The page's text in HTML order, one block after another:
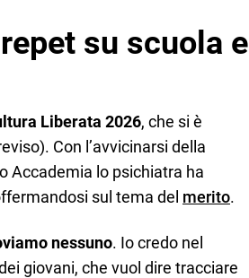
su scuola e
Liberata 2026, che si è
Con l’avvicinarsi della
Accademia lo psichiatra ha
sul tema del merito.
nessuno. Io credo nel
giovani, che vuol dire tracciare